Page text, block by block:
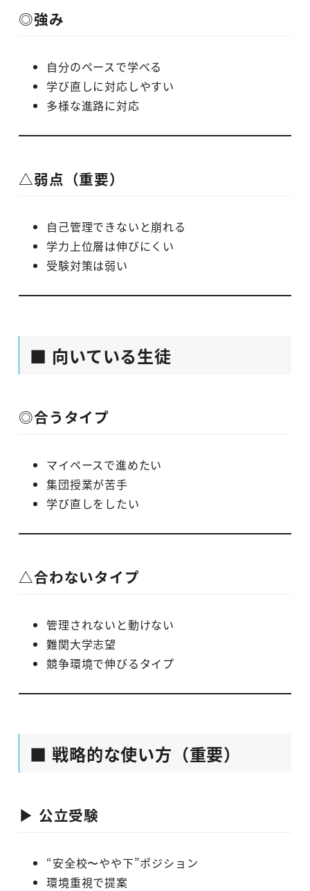
◎強み
自分のペースで学べる
学び直しに対応しやすい
多様な進路に対応
△弱点（重要）
自己管理できないと崩れる
学力上位層は伸びにくい
受験対策は弱い
■ 向いている生徒
◎合うタイプ
マイペースで進めたい
集団授業が苦手
学び直しをしたい
△合わないタイプ
管理されないと動けない
難関大学志望
競争環境で伸びるタイプ
■ 戦略的な使い方（重要）
▶ 公立受験
“安全校〜やや下”ポジション
環境重視で提案